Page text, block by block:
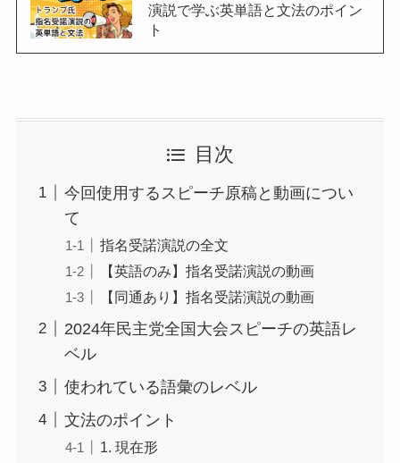
演説で学ぶ英単語と文法のポイン
ト
目次
今回使用するスピーチ原稿と動画につい
て
指名受諾演説の全文
【英語のみ】指名受諾演説の動画
【同通あり】指名受諾演説の動画
2024年民主党全国大会スピーチの英語レ
ベル
使われている語彙のレベル
文法のポイント
1. 現在形